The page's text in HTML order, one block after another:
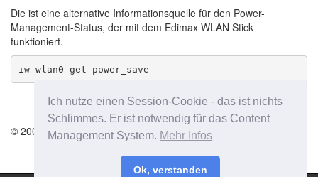
Ich nutze einen Session-Cookie - das ist nichts
Schlimmes. Er ist notwendig für das Content
Management System. Mehr Infos
Ok, verstanden
Die ist eine alternative Informationsquelle für den Power-
Management-Status, der mit dem Edimax WLAN Stick
funktioniert.
© 2004-2026 Roger Steen - letzte Änderung am 25.06.2026
Impressum
Datenschutz Kontakt